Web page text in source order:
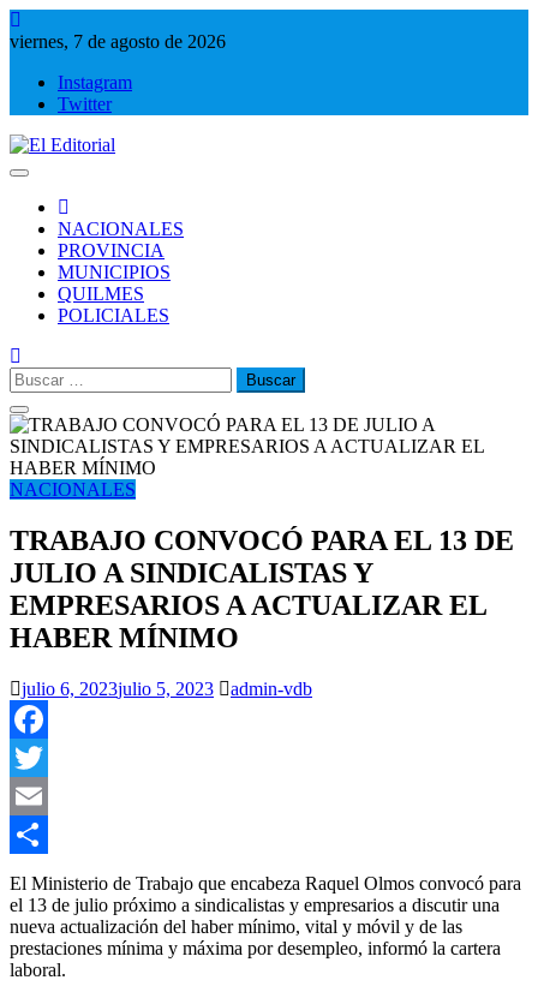
Saltar
al
viernes, 7 de agosto de 2026
Instagram
Twitter
NACIONALES
PROVINCIA
MUNICIPIOS
QUILMES
POLICIALES
Buscar:
NACIONALES
TRABAJO CONVOCÓ PARA EL 13 DE
JULIO A SINDICALISTAS Y
EMPRESARIOS A ACTUALIZAR EL
HABER MÍNIMO
julio 6, 2023julio 5, 2023 admin-vdb
Facebook
Twitter
Email
Compartir
El Ministerio de Trabajo que encabeza Raquel Olmos convocó para
el 13 de julio próximo a sindicalistas y empresarios a discutir una
nueva actualización del haber mínimo, vital y móvil y de las
prestaciones mínima y máxima por desempleo, informó la cartera
laboral.